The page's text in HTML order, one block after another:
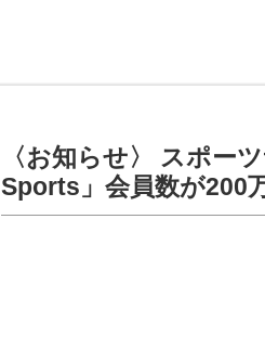
〈お知らせ〉 スポー
Sports」会員数が200